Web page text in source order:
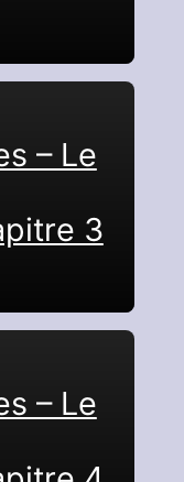
– Le
3
– Le